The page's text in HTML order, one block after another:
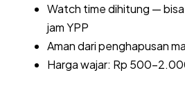
Watch time dihitung —
jam YPP
Aman dari penghapusan
Harga wajar: Rp 500-